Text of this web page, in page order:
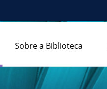
Sobre a Biblioteca